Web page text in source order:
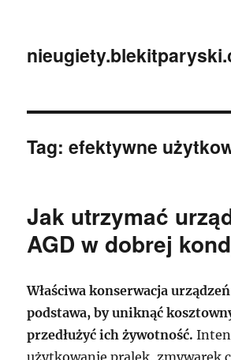
Tag:efektywne
Jak utrzymać
AGD w dobrej
Właściwa konserwacja
podstawa, by uniknąć
przedłużyć ich żywotność.
użytkowanie pralek, zmywarek